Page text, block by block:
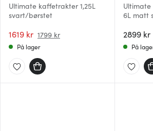
Ultimate kaffetrakter 1,25L
svart/børstet
1619 kr 1799 kr
På lager
6L matt
2899 kr
På